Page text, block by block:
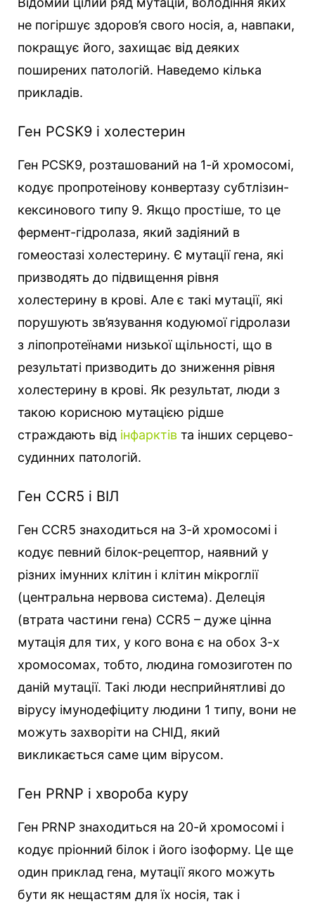
не погіршує здоров’я свого носія, а, навпаки,
покращує його, захищає від деяких
поширених патологій. Наведемо кілька
прикладів.
Ген PCSK9 і холестерин
Ген PCSK9, розташований на 1-й хромосомі,
кодує пропротеінову конвертазу субтлізин-
кексинового типу 9. Якщо простіше, то це
фермент-гідролаза, який задіяний в
гомеостазі холестерину. Є мутації гена, які
призводять до підвищення рівня
холестерину в крові. Але є такі мутації, які
порушують зв’язування кодуюмої гідролази
з ліпопротеїнами низької щільності, що в
результаті призводить до зниження рівня
холестерину в крові. Як результат, люди з
такою корисною мутацією рідше
страждають від інфарктів та інших серцево-
судинних патологій.
Ген CCR5 і ВІЛ
Ген CCR5 знаходиться на 3-й хромосомі і
кодує певний білок-рецептор, наявний у
різних імунних клітин і клітин мікроглії
(центральна нервова система). Делеція
(втрата частини гена) CCR5 – дуже цінна
мутація для тих, у кого вона є на обох 3-х
хромосомах, тобто, людина гомозиготен по
даній мутації. Такі люди несприйнятливі до
вірусу імунодефіциту людини 1 типу, вони не
можуть захворіти на СНІД, який
викликається саме цим вірусом.
Ген PRNP і хвороба куру
Ген PRNP знаходиться на 20-й хромосомі і
кодує пріонний білок і його ізоформу. Це ще
один приклад гена, мутації якого можуть
бути як нещастям для їх носія, так і